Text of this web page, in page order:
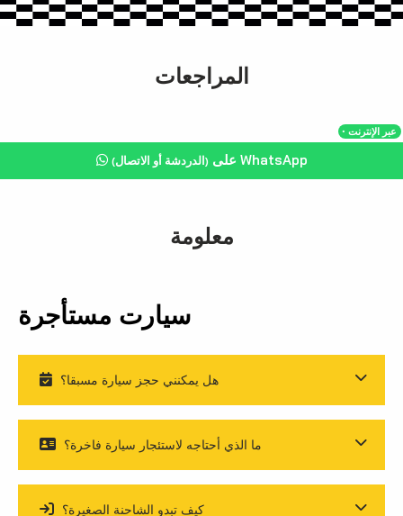
المراجعات
・عبر الإنترنت
(الدردشة أو الاتصال) على WhatsApp
معلومة
سيارت مستأجرة
هل يمكنني حجز سيارة مسبقا؟
ما الذي أحتاجه لاستئجار سيارة فاخرة؟
كيف تبدو الشاحنة الصغيرة؟